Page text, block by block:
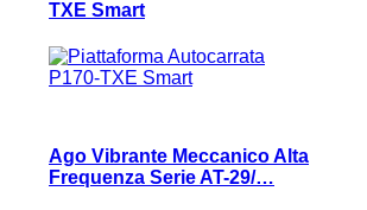
TXE Smart
Ago Vibrante Meccanico Alta
Frequenza Serie AT-29/…